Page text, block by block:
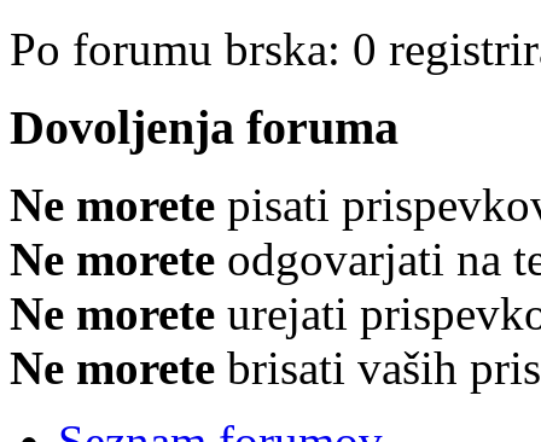
Po forumu brska: 0
Dovoljenja foruma
Ne morete pisati
Ne morete odgovarjati na
Ne morete urejati
Ne morete brisati vaših